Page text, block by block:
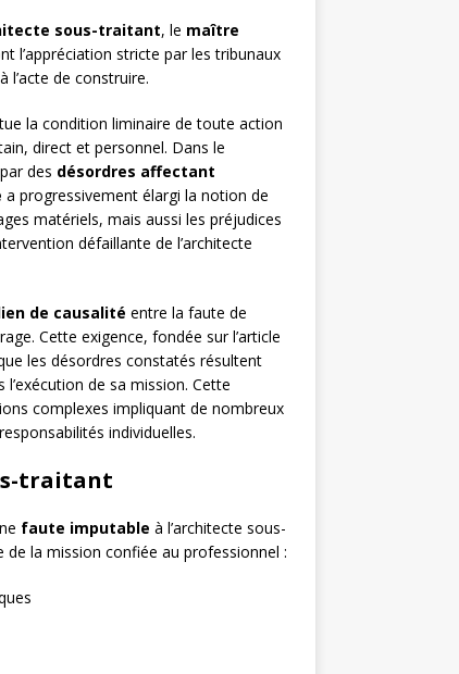
sous-traitant, le maître
l’appréciation stricte par les tribunaux
l’acte de construire.
la condition liminaire de toute action
direct et personnel. Dans le
des désordres affectant
a progressivement élargi la notion de
matériels, mais aussi les préjudices
défaillante de l’architecte
de causalité entre la faute de
Cette exigence, fondée sur l’article
les désordres constatés résultent
de sa mission. Cette
complexes impliquant de nombreux
individuelles.
traitant
faute imputable à l’architecte sous-
la mission confiée au professionnel :